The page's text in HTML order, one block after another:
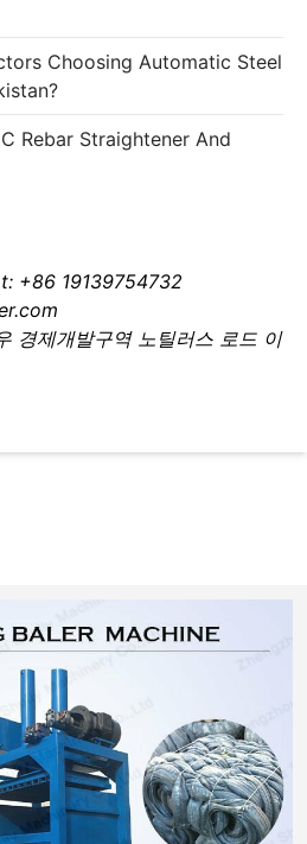
Choosing Automatic Steel
Rebar Straightener And
+86 19139754732
경제개발구역 노틸러스 로드 이